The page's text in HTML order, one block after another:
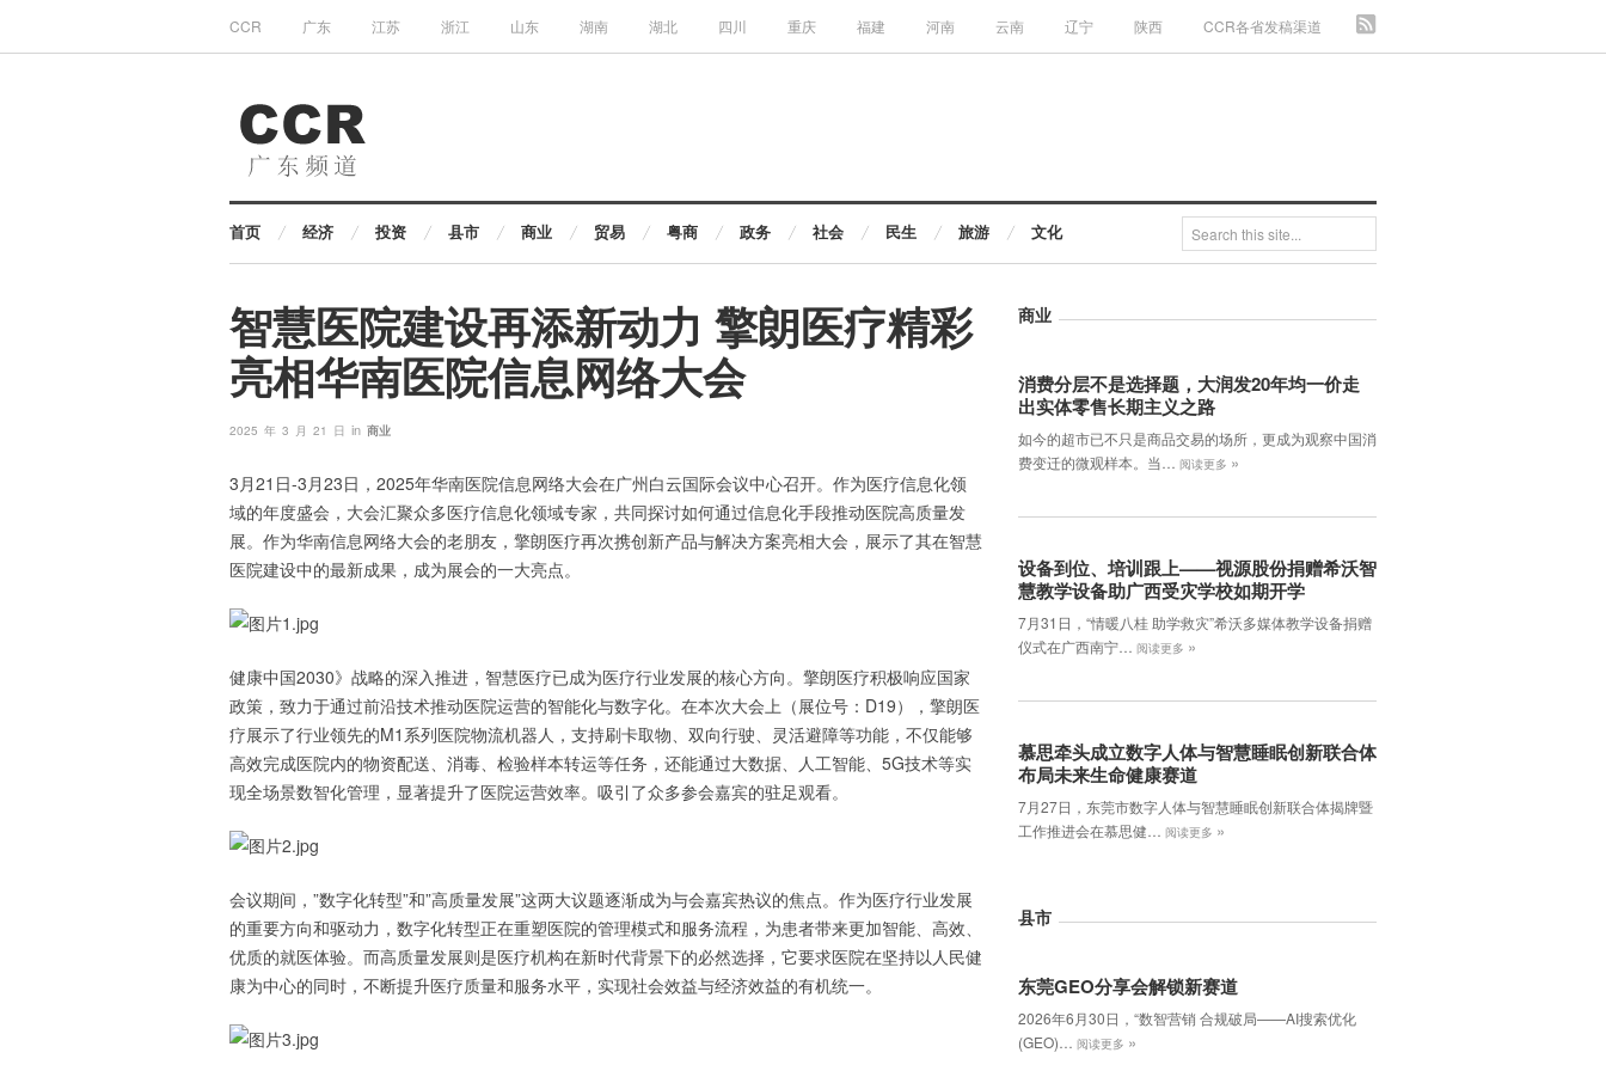
CCR 广东 江苏 浙江 山东 湖南 湖北 四川 重庆 福建 河南 云南 辽宁 陕西 CCR各省发稿渠道
首页 经济 投资 县市 商业 贸易 粤商 政务 社会 民生 旅游 文化
智慧医院建设再添新动力 擎朗医疗精彩
亮相华南医院信息网络大会
2025 年 3 月 21 日 in 商业
3月21日-3月23日，2025年华南医院信息网络大会在广州白云国际会议中心召开。作为医疗信息化领
域的年度盛会，大会汇聚众多医疗信息化领域专家，共同探讨如何通过信息化手段推动医院高质量发
展。作为华南信息网络大会的老朋友，擎朗医疗再次携创新产品与解决方案亮相大会，展示了其在智慧
医院建设中的最新成果，成为展会的一大亮点。
健康中国2030》战略的深入推进，智慧医疗已成为医疗行业发展的核心方向。擎朗医疗积极响应国家
政策，致力于通过前沿技术推动医院运营的智能化与数字化。在本次大会上（展位号：D19），擎朗医
疗展示了行业领先的M1系列医院物流机器人，支持刷卡取物、双向行驶、灵活避障等功能，不仅能够
高效完成医院内的物资配送、消毒、检验样本转运等任务，还能通过大数据、人工智能、5G技术等实
现全场景数智化管理，显著提升了医院运营效率。吸引了众多参会嘉宾的驻足观看。
会议期间，”数字化转型”和”高质量发展”这两大议题逐渐成为与会嘉宾热议的焦点。作为医疗行业发展
的重要方向和驱动力，数字化转型正在重塑医院的管理模式和服务流程，为患者带来更加智能、高效、
优质的就医体验。而高质量发展则是医疗机构在新时代背景下的必然选择，它要求医院在坚持以人民健
康为中心的同时，不断提升医疗质量和服务水平，实现社会效益与经济效益的有机统一。
商业
消费分层不是选择题，大润发20年均一价走
出实体零售长期主义之路
如今的超市已不只是商品交易的场所，更成为观察中国消
费变迁的微观样本。当…
阅读更多 »
设备到位、培训跟上——视源股份捐赠希沃智
慧教学设备助广西受灾学校如期开学
7月31日，“情暖八桂 助学救灾”希沃多媒体教学设备捐赠
仪式在广西南宁…
阅读更多 »
慕思牵头成立数字人体与智慧睡眠创新联合体
布局未来生命健康赛道
7月27日，东莞市数字人体与智慧睡眠创新联合体揭牌暨
工作推进会在慕思健…
阅读更多 »
县市
东莞GEO分享会解锁新赛道
2026年6月30日，‌“数智营销 合规破局——AI搜索优化
(GEO)…
阅读更多 »